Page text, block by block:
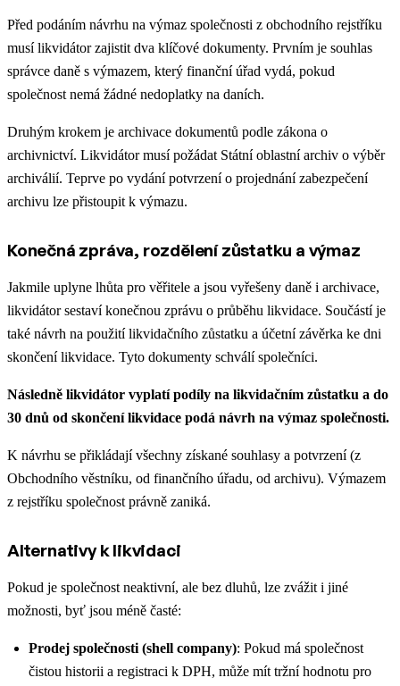
Před podáním návrhu na výmaz společnosti z obchodního rejstříku
musí likvidátor zajistit dva klíčové dokumenty. Prvním je souhlas
správce daně s výmazem, který finanční úřad vydá, pokud
společnost nemá žádné nedoplatky na daních.
Druhým krokem je archivace dokumentů podle zákona o
archivnictví. Likvidátor musí požádat Státní oblastní archiv o výběr
archiválií. Teprve po vydání potvrzení o projednání zabezpečení
archivu lze přistoupit k výmazu.
Konečná zpráva, rozdělení zůstatku a výmaz
Jakmile uplyne lhůta pro věřitele a jsou vyřešeny daně i archivace,
likvidátor sestaví konečnou zprávu o průběhu likvidace. Součástí je
také návrh na použití likvidačního zůstatku a účetní závěrka ke dni
skončení likvidace. Tyto dokumenty schválí společníci.
Následně likvidátor vyplatí podíly na likvidačním zůstatku a do
30 dnů od skončení likvidace podá návrh na výmaz společnosti.
K návrhu se přikládají všechny získané souhlasy a potvrzení (z
Obchodního věstníku, od finančního úřadu, od archivu). Výmazem
z rejstříku společnost právně zaniká.
Alternativy k likvidaci
Pokud je společnost neaktivní, ale bez dluhů, lze zvážit i jiné
možnosti, byť jsou méně časté:
Prodej společnosti (shell company): Pokud má společnost
čistou historii a registraci k DPH, může mít tržní hodnotu pro